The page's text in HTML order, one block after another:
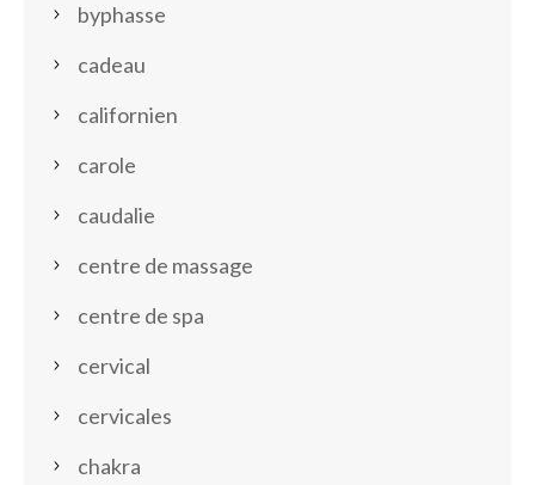
byphasse
cadeau
californien
carole
caudalie
centre de massage
centre de spa
cervical
cervicales
chakra